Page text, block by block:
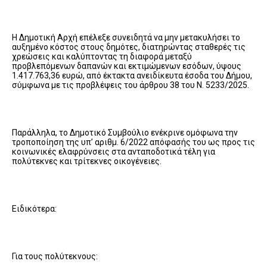
Η Δημοτική Αρχή επέλεξε συνειδητά να μην μετακυλήσει το
αυξημένο κόστος στους δημότες, διατηρώντας σταθερές τις
χρεώσεις και καλύπτοντας τη διαφορά μεταξύ
προβλεπόμενων δαπανών και εκτιμώμενων εσόδων, ύψους
1.417.763,36 ευρώ, από έκτακτα ανειδίκευτα έσοδα του Δήμου,
σύμφωνα με τις προβλέψεις του άρθρου 38 του Ν. 5233/2025.
Παράλληλα, το Δημοτικό Συμβούλιο ενέκρινε ομόφωνα την
τροποποίηση της υπ’ αριθμ. 6/2022 απόφασής του ως προς τις
κοινωνικές ελαφρύνσεις στα ανταποδοτικά τέλη για
πολύτεκνες και τρίτεκνες οικογένειες.
Ειδικότερα:
Για τους πολύτεκνους: